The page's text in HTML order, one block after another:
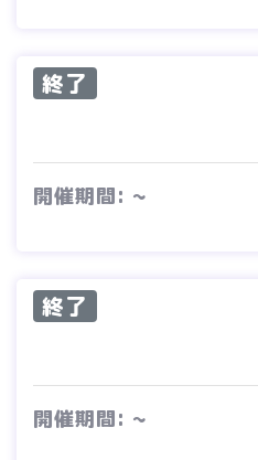
終了
開催期間: ~
終了
開催期間: ~